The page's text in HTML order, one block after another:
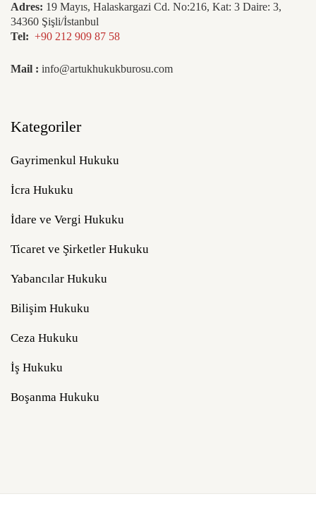
Adres: 19 Mayıs, Halaskargazi Cd. No:216, Kat: 3 Daire: 3,
34360 Şişli/İstanbul
Tel: +90 212 909 87 58
Mail : info@artukhukukburosu.com
Kategoriler
Gayrimenkul Hukuku
İcra Hukuku
İdare ve Vergi Hukuku
Ticaret ve Şirketler Hukuku
Yabancılar Hukuku
Bilişim Hukuku
Ceza Hukuku
İş Hukuku
Boşanma Hukuku